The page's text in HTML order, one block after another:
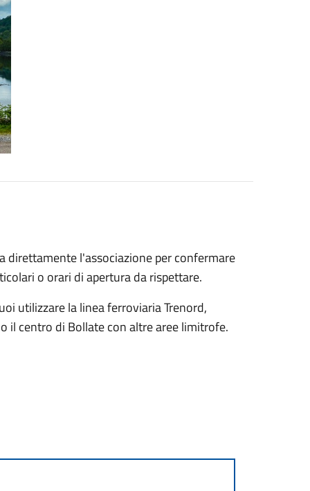
direttamente l'associazione per confermare
o orari di apertura da rispettare.
utilizzare la linea ferroviaria Trenord,
il centro di Bollate con altre aree limitrofe.